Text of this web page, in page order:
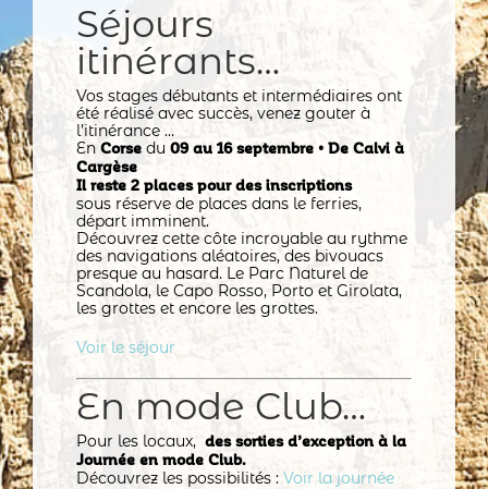
Séjours
itinérants…
Vos stages débutants et intermédiaires ont
été réalisé avec succès, venez gouter à
l’itinérance …
En Corse du 09 au 16 septembre • De Calvi à
Cargèse
Il reste 2 places pour des inscriptions
sous réserve de places dans le ferries,
départ imminent.
Découvrez cette côte incroyable au rythme
des navigations aléatoires, des bivouacs
presque au hasard. Le Parc Naturel de
Scandola, le Capo Rosso, Porto et Girolata,
les grottes et encore les grottes.
Voir le séjour
En mode Club…
Pour les locaux, des sorties d’exception à la
Journée en mode Club.
Découvrez les possibilités : Voir la journée